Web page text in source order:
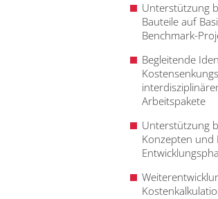
Unterstützung
Bauteile auf
Benchmark-
Begleitende
Arbeitspakete
Unterstützung
Konzepten und